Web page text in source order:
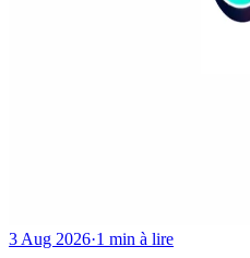
3 Aug 2026·1 min à lire